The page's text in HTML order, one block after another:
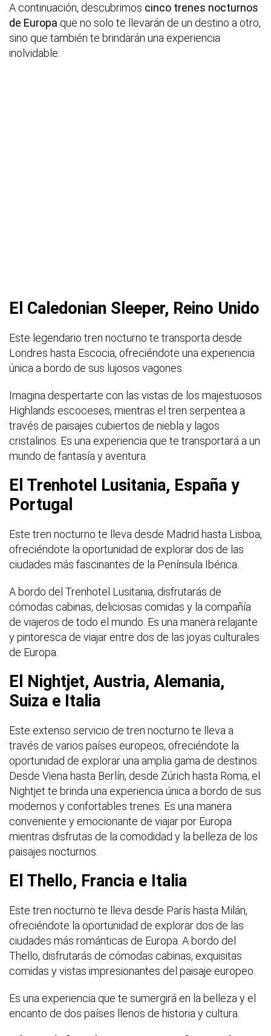
A continuación, descubrimos cinco trenes nocturnos
de Europa que no solo te llevarán de un destino a otro,
sino que también te brindarán una experiencia
inolvidable:
El Caledonian Sleeper, Reino Unido
Este legendario tren nocturno te transporta desde
Londres hasta Escocia, ofreciéndote una experiencia
única a bordo de sus lujosos vagones.
Imagina despertarte con las vistas de los majestuosos
Highlands escoceses, mientras el tren serpentea a
través de paisajes cubiertos de niebla y lagos
cristalinos. Es una experiencia que te transportará a un
mundo de fantasía y aventura.
El Trenhotel Lusitania, España y
Portugal
Este tren nocturno te lleva desde Madrid hasta Lisboa,
ofreciéndote la oportunidad de explorar dos de las
ciudades más fascinantes de la Península Ibérica.
A bordo del Trenhotel Lusitania, disfrutarás de
cómodas cabinas, deliciosas comidas y la compañía
de viajeros de todo el mundo. Es una manera relajante
y pintoresca de viajar entre dos de las joyas culturales
de Europa.
El Nightjet, Austria, Alemania,
Suiza e Italia
Este extenso servicio de tren nocturno te lleva a
través de varios países europeos, ofreciéndote la
oportunidad de explorar una amplia gama de destinos.
Desde Viena hasta Berlín, desde Zúrich hasta Roma, el
Nightjet te brinda una experiencia única a bordo de sus
modernos y confortables trenes. Es una manera
conveniente y emocionante de viajar por Europa
mientras disfrutas de la comodidad y la belleza de los
paisajes nocturnos.
El Thello, Francia e Italia
Este tren nocturno te lleva desde París hasta Milán,
ofreciéndote la oportunidad de explorar dos de las
ciudades más románticas de Europa. A bordo del
Thello, disfrutarás de cómodas cabinas, exquisitas
comidas y vistas impresionantes del paisaje europeo.
Es una experiencia que te sumergirá en la belleza y el
encanto de dos países llenos de historia y cultura.